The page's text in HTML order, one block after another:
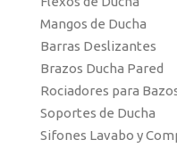
Mangos de Ducha
Barras Deslizantes
Brazos Ducha Pared
Rociadores para
Soportes de Ducha
Sifones Lavabo y